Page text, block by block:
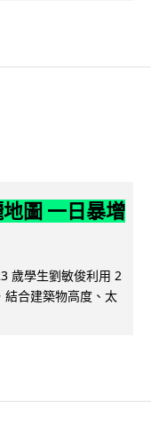
圖 一日暴增
歲學生劉敏俊利用 2
合建築物高度、太